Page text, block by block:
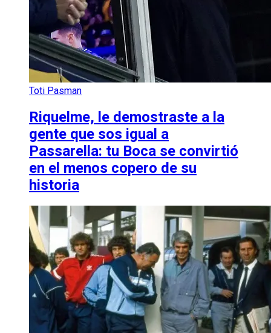
Toti Pasman
Riquelme, le demostraste a la
gente que sos igual a
Passarella: tu Boca se convirtió
en el menos copero de su
historia